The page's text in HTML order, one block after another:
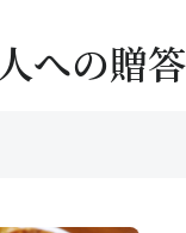
への贈